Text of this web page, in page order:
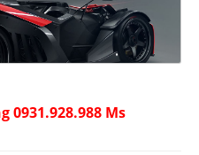
0931.928.988 Ms